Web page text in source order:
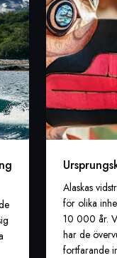
Alaskas
för olika
10 000 år.
har de
fortfarande